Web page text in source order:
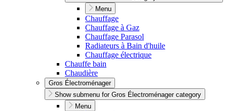
Menu
Chauffage
Chauffage à Gaz
Chauffage Parasol
Radiateurs à Bain d'huile
Chauffage électrique
Chauffe bain
Chaudière
Gros Électroménager
Show submenu for Gros Électroménager category
Menu